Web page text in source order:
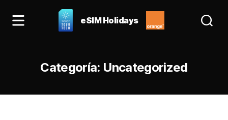
las
eSIM
eSIM Holidays
Categoría: Uncategorized